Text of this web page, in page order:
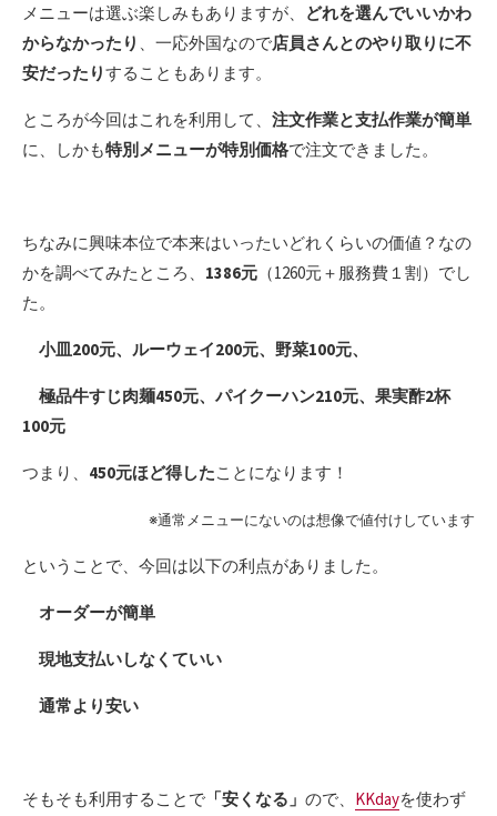
メニューは選ぶ楽しみもありますが、
どれを選んでいいかわ
からなかったり
、一応外国なので店員さんとのやり取りに不
安だったりすることもあります。
ところが今回はこれを利用して、 注文作業と支払作業が簡単
に、しかも特別メニューが特別価格で注文できました。
ちなみに興味本位で本来はいったいどれくらいの価値？なの
かを調べてみたところ、 1386元 （1260元＋服務費１割）でし
た。
小皿200元、ルーウェイ200元、野菜100元、
極品牛すじ肉麺450元、パイクーハン210元、果実酢2杯
100元
つまり、 450元ほど得したことになります！
※通常メニューにないのは想像で値付けしています
ということで、今回は以下の利点がありました。
オーダーが簡単
現地支払いしなくていい
通常より安い
そもそも利用することで 「安くなる」 ので、 KKdayを使わず